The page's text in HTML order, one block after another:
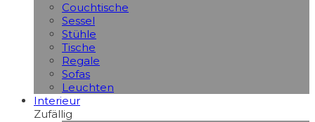
Couchtische
Sessel
Stühle
Tische
Regale
Sofas
Leuchten
Interieur
Zufällig